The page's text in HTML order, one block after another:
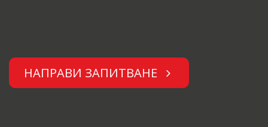
НАПРАВИ ЗАПИТВАНЕ